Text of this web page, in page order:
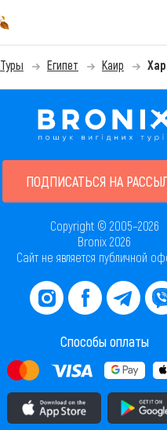
Туры Египет Каир
ПОДПИСАТЬСЯ НА
Copyright © 2005–2026
Bronix 2026
Сайт не является публичной
Способы оплаты
Скачать приложение в AppStore